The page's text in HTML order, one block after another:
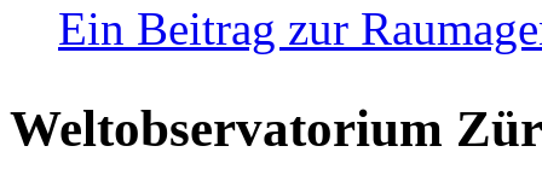
Ein Beitrag zur
Weltobservatorium